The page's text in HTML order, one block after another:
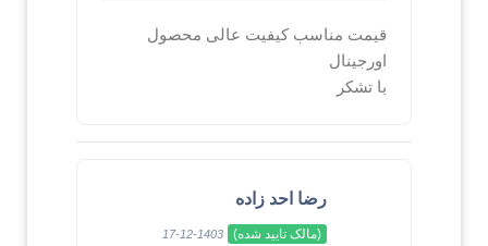
قیمت مناسب کیفیت عالی محصول
اورجینال
با تشکر
رضا احد زاده
(مالک تایید شده) 1403-12-17